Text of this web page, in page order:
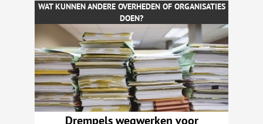
WAT KUNNEN ANDERE OVERHEDEN OF ORGANISATIES
DOEN?
Drempels wegwerken voor